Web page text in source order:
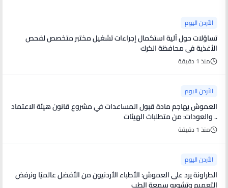
الأردن اليوم
تساؤلات حول آلية استكمال إجراءات تشغيل مختبر متخصص لفحص
الأغذية في محافظة الكرك
منذ 1 دقيقة
الأردن اليوم
العموش يهاجم مادة قبول المساعدات في مشروع قانون هيئة الاعتماد
.. والعودات: من متطلبات الهيئات
منذ 1 دقيقة
الأردن اليوم
الطراونة يرد على العموش: الأطباء الأردنيون من الأفضل عالميًا ونرفض
التعميم وتشويه سمعة الطب